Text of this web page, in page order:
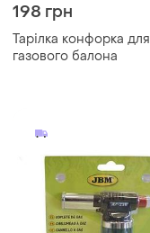
198 грн
Тарілка конфорка для
газового балона